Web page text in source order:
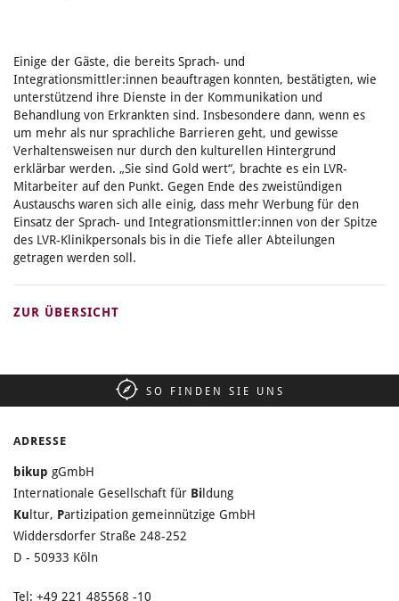
Einige der Gäste, die bereits Sprach- und
Integrationsmittler:innen beauftragen konnten, bestätigten, wie
unterstützend ihre Dienste in der Kommunikation und
Behandlung von Erkrankten sind. Insbesondere dann, wenn es
um mehr als nur sprachliche Barrieren geht, und gewisse
Verhaltensweisen nur durch den kulturellen Hintergrund
erklärbar werden. „Sie sind Gold wert“, brachte es ein LVR-
Mitarbeiter auf den Punkt. Gegen Ende des zweistündigen
Austauschs waren sich alle einig, dass mehr Werbung für den
Einsatz der Sprach- und Integrationsmittler:innen von der Spitze
des LVR-Klinikpersonals bis in die Tiefe aller Abteilungen
getragen werden soll.
ZUR ÜBERSICHT
SO FINDEN SIE UNS
ADRESSE
bikup gGmbH
Internationale Gesellschaft für Bildung
Kultur, Partizipation gemeinnützige GmbH
Widdersdorfer Straße 248-252
D - 50933 Köln
Tel: +49 221 485568 -10